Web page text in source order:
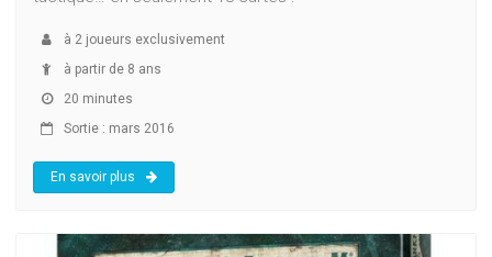
à 2 joueurs exclusivement
à partir de 8 ans
20 minutes
Sortie : mars 2016
En savoir plus